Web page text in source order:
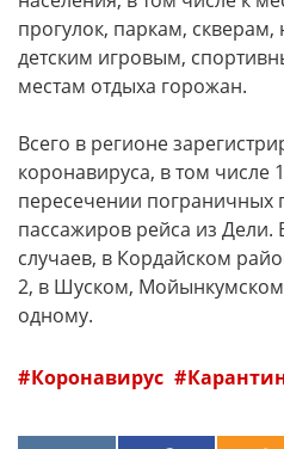
прогулок, паркам,
детским игровым,
местам отдыха горожан.
Всего в регионе
коронавируса, в том числе
пересечении пограничных
пассажиров рейса из Дели.
случаев, в Кордайском
2, в Шуском,
одному.
Коронавирус